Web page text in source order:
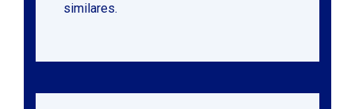
similares.